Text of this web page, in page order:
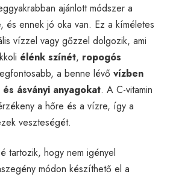
ajánlott módszer a
és ennek jó oka van. Ez a kíméletes
vízzel vagy gőzzel dolgozik, ami
élénk színét, ropogós
a benne lévő vízben
ásványi anyagokat. A C-vitamin
a hőre és a vízre, így a
veszteségét.
tartozik, hogy nem igényel
módon készíthető el a